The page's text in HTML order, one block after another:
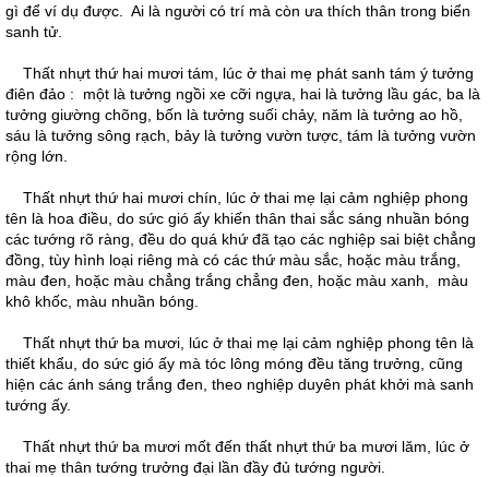
gì để ví dụ được. Ai là người có trí mà còn ưa thích thân trong biển
sanh tử.
Thất nhựt thứ hai mươi tám, lúc ở thai mẹ phát sanh tám ý tưởng
điên đảo : một là tưởng ngồi xe cỡi ngựa, hai là tưởng lầu gác, ba là
tưởng giường chõng, bốn là tưởng suối chảy, năm là tưởng ao hồ,
sáu là tưởng sông rạch, bảy là tưởng vườn tược, tám là tưởng vườn
rộng lớn.
Thất nhựt thứ hai mươi chín, lúc ở thai mẹ lại cảm nghiệp phong
tên là hoa điều, do sức gió ấy khiến thân thai sắc sáng nhuần bóng
các tướng rõ ràng, đều do quá khứ đã tạo các nghiệp sai biệt chẳng
đồng, tùy hình loại riêng mà có các thứ màu sắc, hoặc màu trắng,
màu đen, hoặc màu chẳng trắng chẳng đen, hoặc màu xanh, màu
khô khốc, màu nhuần bóng.
Thất nhựt thứ ba mươi, lúc ở thai mẹ lại cảm nghiệp phong tên là
thiết khẩu, do sức gió ấy mà tóc lông móng đều tăng trưởng, cũng
hiện các ánh sáng trắng đen, theo nghiệp duyên phát khởi mà sanh
tướng ấy.
Thất nhựt thứ ba mươi mốt đến thất nhựt thứ ba mươi lăm, lúc ở
thai mẹ thân tướng trưởng đại lần đầy đủ tướng người.